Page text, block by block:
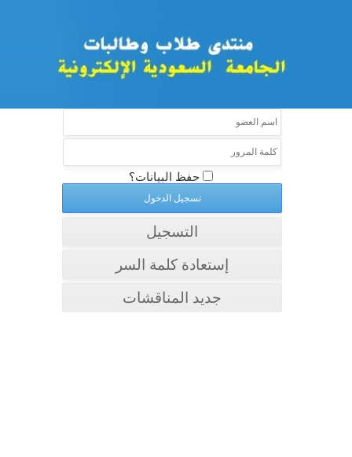
حفظ البيانات؟
التسجيل
إستعادة كلمة السر
جديد المناقشات